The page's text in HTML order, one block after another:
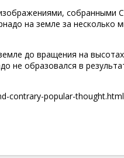
собранными
на земле за несколько
до вращения на
не образовался в
contrary-popular-thought.html